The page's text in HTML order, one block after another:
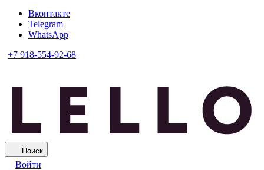
Вконтакте
Telegram
WhatsApp
+7 918-554-92-68
Поиск
Войти